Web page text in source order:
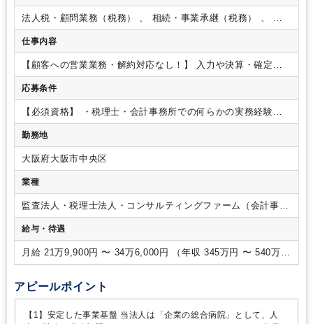
法人税・顧問業務（税務） 、 相続・事業承継（税務） 、 そ
の他（コンサルティング）
仕事内容
【顧客への営業業務・解約対応なし！】
入力や決算・確定申
告補助や顧客先対応等、ご経験をふまえて幅広くお任せしま
す。お客様は全国・業種も多岐にわたるため幅広い経験やス
キルを磨けます。
◎会計ソフト（弥生会計）への仕訳入力及
び仕訳精査 ◎月次・年次決算、税務申告書作成、各申告業務
◎顧客企業からの問い合わせ対応（税務相談・節税対策のご提
案）等 入社後は当社の業務に慣れることからスタート。係長
クラスの採用となるため、即戦力として徐々に既存取引先の顧
客を担当していただきます。また、一般社員からの書類チェッ
クや指示等もお任せします。
んどありません。 【ポイント】・当法人は中小企業を中心に
全国各地にクライアントがあり、多種多様な業種、個人・法人
などの事業形態も様々です。売上1～2億円規模のクライアント
が多いですが、中には売上20億円ほどのお客様もいらっしゃい
ます。・プライベートと両立したい方やこれまでのご経験を
ントにチャレンジしたい方におすすめの求人です。
度をご紹介します！◆自己申告制度仕事に対しての頑張りや
応募条件
【必須資格】
・税理士・会計事務所での何らかの実務経験を
お持ちの方※担当をもって顧問先対応をされていた方を想定
しています。
勤務地
大阪府大阪市中央区
業種
監査法人・税理士法人・コンサルティングファーム（会計事務
所）
給与・待遇
月給 21万9,900円 〜 34万6,000円 （年収 345万円 〜 540万
円）
アピールポイント
【1】安定した事業基盤 当法人は「企業の総合病院」として、人